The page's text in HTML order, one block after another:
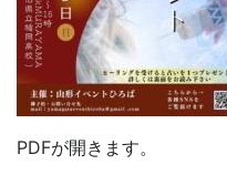
PDFが開きます。